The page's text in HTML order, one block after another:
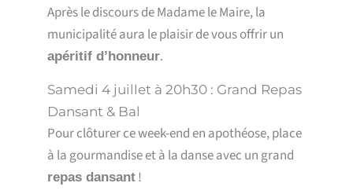
Après le discours de Madame le Maire, la
municipalité aura le plaisir de vous offrir un
apéritif d’honneur.
Samedi 4 juillet à 20h30 : Grand Repas
Dansant & Bal
Pour clôturer ce week-end en apothéose, place
à la gourmandise et à la danse avec un grand
repas dansant !